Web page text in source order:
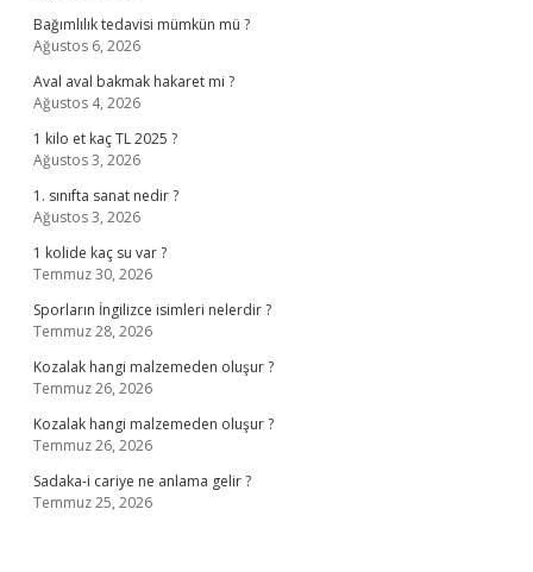
Bağımlılık tedavisi mümkün mü ?
Ağustos 6, 2026
Aval aval bakmak hakaret mi ?
Ağustos 4, 2026
1 kilo et kaç TL 2025 ?
Ağustos 3, 2026
1. sınıfta sanat nedir ?
Ağustos 3, 2026
1 kolide kaç su var ?
Temmuz 30, 2026
Sporların İngilizce isimleri nelerdir ?
Temmuz 28, 2026
Kozalak hangi malzemeden oluşur ?
Temmuz 26, 2026
Kozalak hangi malzemeden oluşur ?
Temmuz 26, 2026
Sadaka-i cariye ne anlama gelir ?
Temmuz 25, 2026